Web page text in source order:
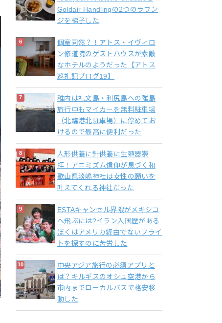
Goldair Handlingの2つのラウン
ジを梯子した
個室同然？！アトス・イヴィロ
ン修道院のゲストハウスが素敵
なホテルのようだった【アトス
巡礼記ブログ19】
稚内は礼文島・利尻島への離島
旅行中もマイカーを無料駐車場
（北臨港北駐車場）に停めてお
けるので最高に便利だった
人形供養に針供養に生殖器崇
拝！アニミズム信仰が息づく和
歌山県淡嶋神社は女性の願いを
叶えてくれる神社だった
ESTAキャンセル界隈がメキシコ
へ飛ぶには?イラン入国歴がある
ぼくはアメリカ経由でないフライ
トを探すのに苦労した
中央アジア旅行の必須アプリと
は？キルギスのオシュ空港から
市内までローカルバスで格安移
動した